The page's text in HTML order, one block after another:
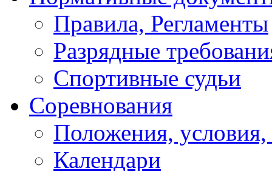
Правила, Регламенты
Разрядные
Спортивные судьи
Соревнования
Положения, условия,
Календари